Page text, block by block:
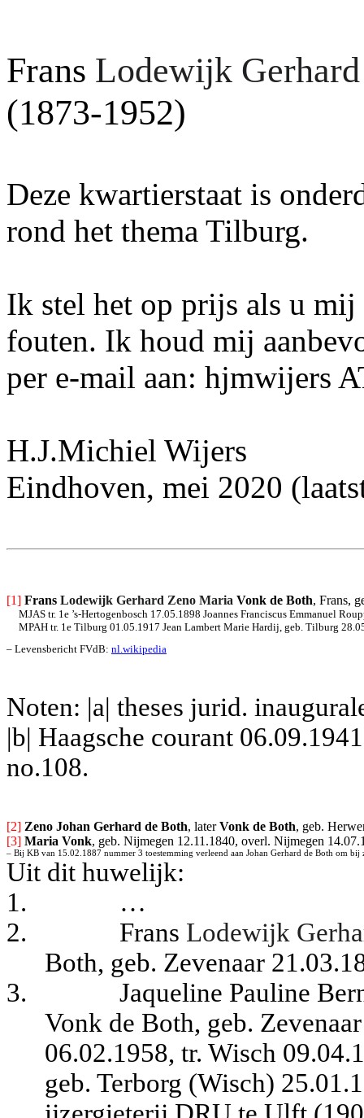
Frans Lodewijk
(1873-1952)
Deze kwartierstaat is
rond het thema Tilburg.
Ik stel het op prijs als u mij
fouten. Ik houd mij
per e-mail aan: hjmwijers
H.J.Michiel Wijers
Eindhoven, mei 2020
[1] Frans Lodewijk Gerhard Zeno Maria Vonk de Both, Frans,
MJAS tr. 1e ’s-Hertogenbosch 17.05.1898 Joannes Franciscus Emmanuel
MPAH tr. 1e Tilburg 01.05.1917 Jean Lambert Marie Hardij, geb. Tilburg
– Levensbericht FVdB: nl.wikipedia
Noten: |a| theses jurid.
|b| Haagsche courant
no.108.
[2] Zeno Johan Gerhard de Both, later Vonk de Both, geb.
[3] Maria Vonk, geb. Nijmegen 12.11.1840, overl. Nijmegen
– Bij KB van 15.02.1887 nummer 3 toestemming verleend aan Johan Gerhard de Both om
Uit dit huwelijk:
1.
…
2.
Frans Lodewijk
Both, geb. Zevenaar
3.
Jaqueline Pauline
Vonk de Both, geb.
06.02.1958, tr. Wisch
geb. Terborg (Wisch)